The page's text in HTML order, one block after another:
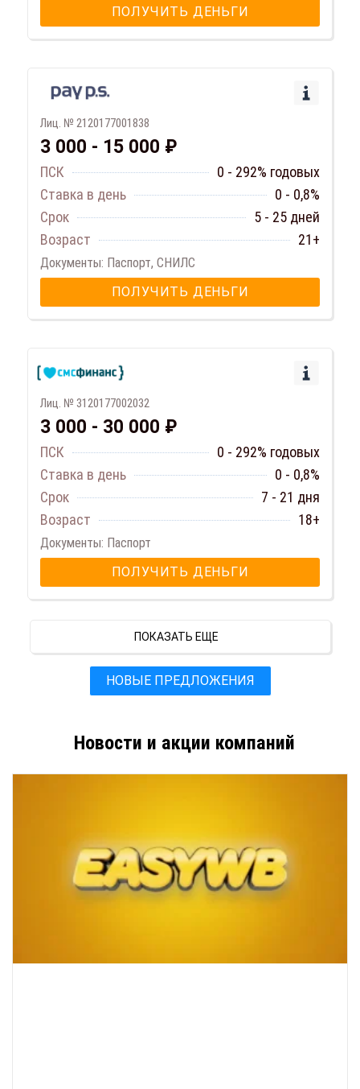
ПОЛУЧИТЬ ДЕНЬГИ
Лиц. № 2120177001838
3 000 - 15 000 ₽
ПСК
0 - 292% годовых
Ставка в день
0 - 0,8%
Срок
5 - 25 дней
Возраст
21+
Документы: Паспорт, СНИЛС
ПОЛУЧИТЬ ДЕНЬГИ
Лиц. № 3120177002032
3 000 - 30 000 ₽
ПСК
0 - 292% годовых
Ставка в день
0 - 0,8%
Срок
7 - 21 дня
Возраст
18+
Документы: Паспорт
ПОЛУЧИТЬ ДЕНЬГИ
ПОКАЗАТЬ ЕЩЕ
НОВЫЕ ПРЕДЛОЖЕНИЯ
Новости и акции компаний